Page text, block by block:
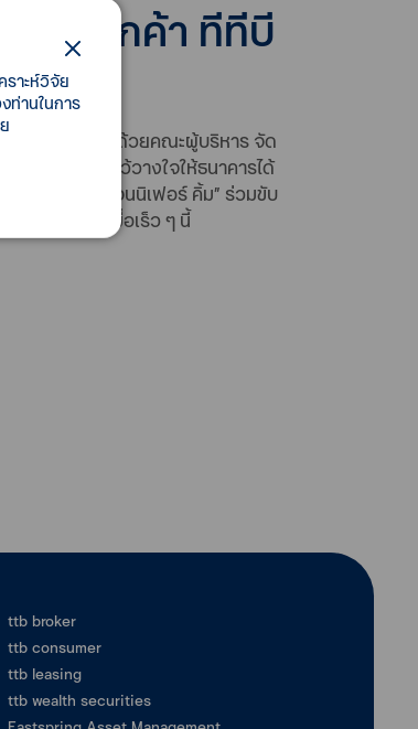
บคุณลูกค้า ทีทีบี
ายสาขา พร้อมด้วยคณะผู้บริหาร จัด
ได้มอบความไว้วางใจให้ธนาคารได้
ลปินชั้นนำ “เจนนิเฟอร์ คิ้ม” ร่วมขับ
กรุงเทพฯ เมื่อเร็ว ๆ นี้
ราะห์วิจัย
ท่านในการ
ttb broker
ttb consumer
ttb leasing
ttb wealth securities